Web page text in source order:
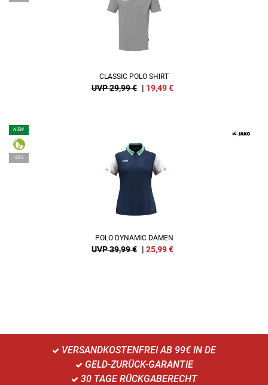
CLASSIC POLO SHIRT
UVP 29,99 € | 19,49€
NEW
-35%
POLO DYNAMIC DAMEN
UVP 39,99 € | 25,99€
VERSANDKOSTENFREI AB 99€ IN DE
GELD-ZURÜCK-GARANTIE
30 TAGE RÜCKGABERECHT